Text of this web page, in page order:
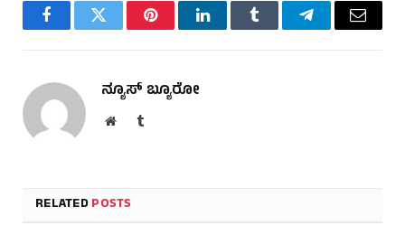
FacebookTwitter PinterestLinkedInTumblr TelegramEmail
ನ್ಯೂಸ್ ಬ್ಯೂರೋ
WebsiteTumblr
RELATEDPOSTS